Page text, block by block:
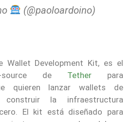
(@paoloardoino)
Wallet Development Kit, es el
source de Tether para
quieren lanzar wallets de
la infraestructura
El kit está diseñado para